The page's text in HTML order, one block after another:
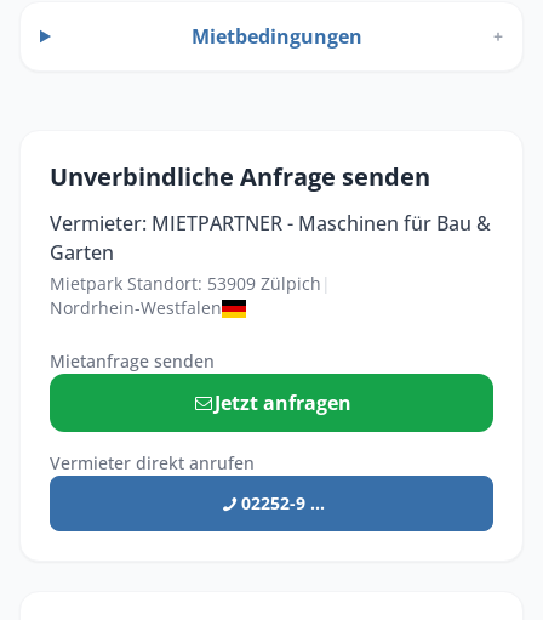
Mietbedingungen +
Unverbindliche Anfrage senden
Vermieter: MIETPARTNER - Maschinen für Bau &
Garten
Mietpark Standort: 53909 Zülpich |
Nordrhein-Westfalen
Mietanfrage senden
Jetzt anfragen
Vermieter direkt anrufen
02252-9 ...